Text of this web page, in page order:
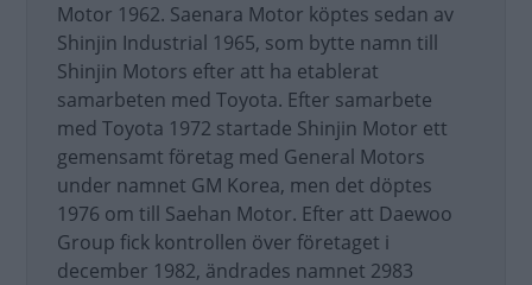
Motor 1962. Saenara Motor köptes sedan av
Shinjin Industrial 1965, som bytte namn till
Shinjin Motors efter att ha etablerat
samarbeten med Toyota. Efter samarbete
med Toyota 1972 startade Shinjin Motor ett
gemensamt företag med General Motors
under namnet GM Korea, men det döptes
1976 om till Saehan Motor. Efter att Daewoo
Group fick kontrollen över företaget i
december 1982, ändrades namnet 2983